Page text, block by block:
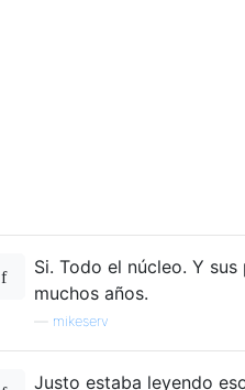
Si. Todo el núcleo. Y
muchos años.
mikeserv
Justo estaba leyendo